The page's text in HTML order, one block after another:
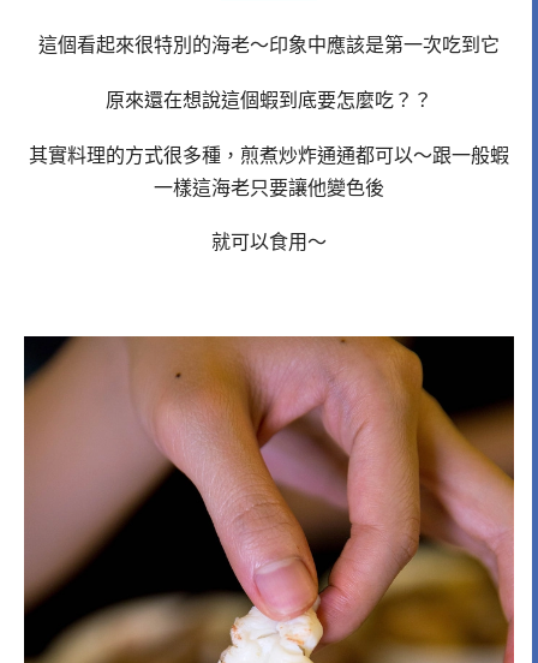
這個看起來很特別的海老～印象中應該是第一次吃到它
原來還在想說這個蝦到底要怎麼吃？？
其實料理的方式很多種，煎煮炒炸通通都可以～跟一般蝦
一樣這海老只要讓他變色後
就可以食用～